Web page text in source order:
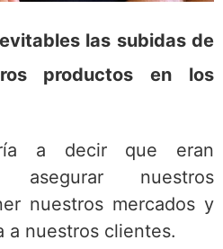
las subidas de
productos en los
a decir que eran
asegurar nuestros
nuestros mercados y
a nuestros clientes.